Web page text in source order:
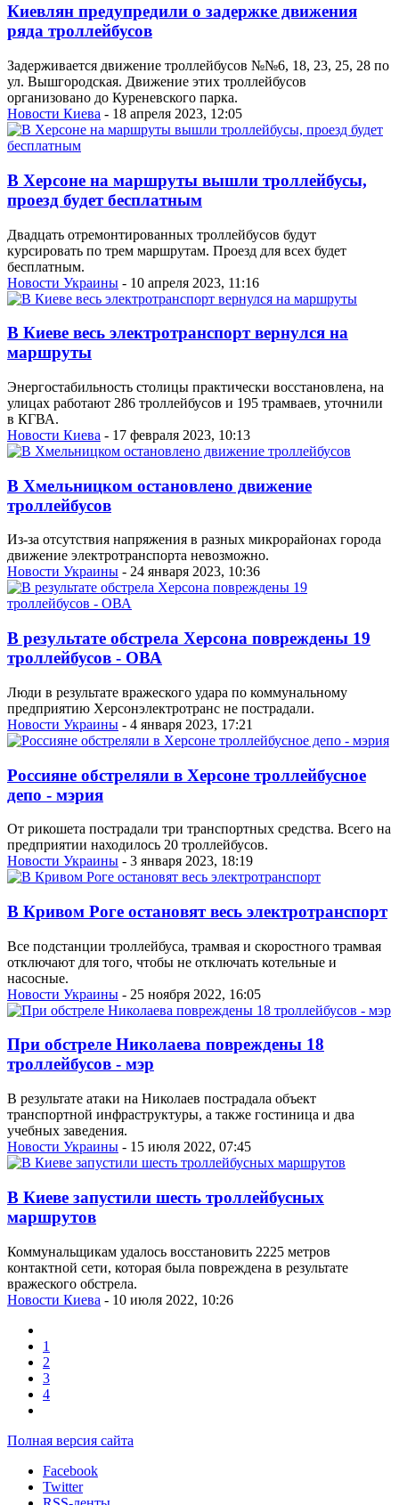
Киевлян предупредили о задержке движения
ряда троллейбусов
Задерживается движение троллейбусов №№6, 18, 23, 25, 28 по
ул. Вышгородская. Движение этих троллейбусов
организовано до Куреневского парка.
Новости Киева - 18 апреля 2023, 12:05
В Херсоне на маршруты вышли троллейбусы,
проезд будет бесплатным
Двадцать отремонтированных троллейбусов будут
курсировать по трем маршрутам. Проезд для всех будет
бесплатным.
Новости Украины - 10 апреля 2023, 11:16
В Киеве весь электротранспорт вернулся на
маршруты
Энергостабильность столицы практически восстановлена, на
улицах работают 286 троллейбусов и 195 трамваев, уточнили
в КГВА.
Новости Киева - 17 февраля 2023, 10:13
В Хмельницком остановлено движение
троллейбусов
Из-за отсутствия напряжения в разных микрорайонах города
движение электротранспорта невозможно.
Новости Украины - 24 января 2023, 10:36
В результате обстрела Херсона повреждены 19
троллейбусов - ОВА
Люди в результате вражеского удара по коммунальному
предприятию Херсонэлектротранс не пострадали.
Новости Украины - 4 января 2023, 17:21
Россияне обстреляли в Херсоне троллейбусное
депо - мэрия
От рикошета пострадали три транспортных средства. Всего на
предприятии находилось 20 троллейбусов.
Новости Украины - 3 января 2023, 18:19
В Кривом Роге остановят весь электротранспорт
Все подстанции троллейбуса, трамвая и скоростного трамвая
отключают для того, чтобы не отключать котельные и
насосные.
Новости Украины - 25 ноября 2022, 16:05
При обстреле Николаева повреждены 18
троллейбусов - мэр
В результате атаки на Николаев пострадала объект
транспортной инфраструктуры, а также гостиница и два
учебных заведения.
Новости Украины - 15 июля 2022, 07:45
В Киеве запустили шесть троллейбусных
маршрутов
Коммунальщикам удалось восстановить 2225 метров
контактной сети, которая была повреждена в результате
вражеского обстрела.
Новости Киева - 10 июля 2022, 10:26
1
2
3
4
Полная версия сайта
Facebook
Twitter